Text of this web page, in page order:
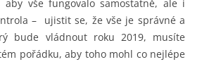
vše fungovalo samostatně, ale i
– ujistit se, že vše je správné a
bude vládnout roku 2019, musíte
pořádku, aby toho mohl co nejlépe